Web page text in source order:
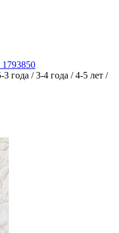
1793850
года / 3-4 года / 4-5 лет /